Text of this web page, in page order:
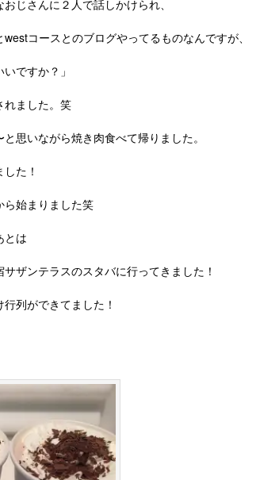
じさんに２人で話しかけられ、
westコースとのブログやってるものなんですが、
ですか？」
れました。笑
思いながら焼き肉食べて帰りました。
た！
ら始まりました笑
とは
ザンテラスのスタバに行ってきました！
列ができてました！